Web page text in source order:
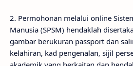
2. Permohonan melalui online
Manusia (SPSM) hendaklah
gambar berukuran passport dan
kelahiran, kad pengenalan, sijil